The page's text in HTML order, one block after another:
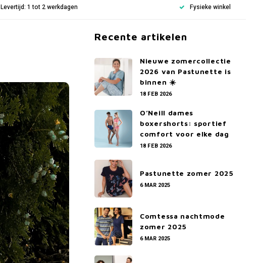
Levertijd: 1 tot 2 werkdagen Fysieke winkel
Recente artikelen
Nieuwe zomercollectie
2026 van Pastunette is
binnen ☀️
18 FEB 2026
O’Neill dames
boxershorts: sportief
comfort voor elke dag
18 FEB 2026
Pastunette zomer 2025
6 MAR 2025
Comtessa nachtmode
zomer 2025
6 MAR 2025